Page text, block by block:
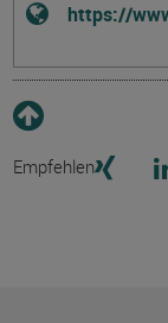
https://
Empfehlen